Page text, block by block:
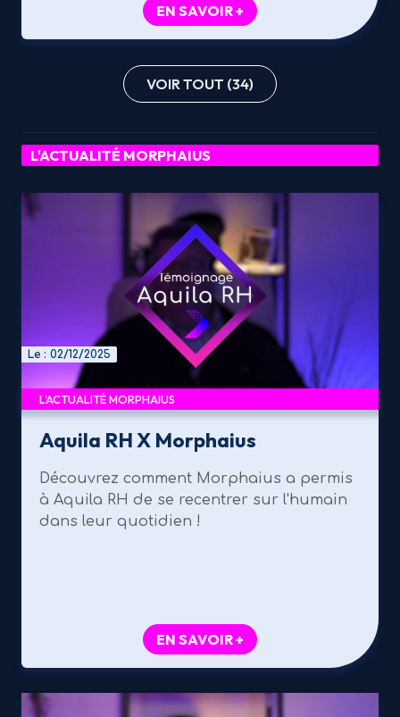
EN SAVOIR +
VOIR TOUT (34)
L'ACTUALITÉ MORPHAIUS
Le : 02/12/2025
L'ACTUALITÉ MORPHAIUS
Aquila RH X Morphaius
Découvrez comment Morphaius a permis
à Aquila RH de se recentrer sur l'humain
dans leur quotidien !
EN SAVOIR +